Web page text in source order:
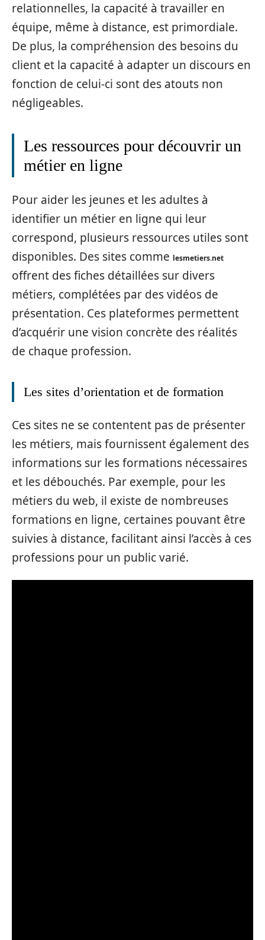
relationnelles, la capacité à travailler en
équipe, même à distance, est primordiale.
De plus, la compréhension des besoins du
client et la capacité à adapter un discours en
fonction de celui-ci sont des atouts non
négligeables.
Les ressources pour découvrir un
métier en ligne
Pour aider les jeunes et les adultes à
identifier un métier en ligne qui leur
correspond, plusieurs ressources utiles sont
disponibles. Des sites comme lesmetiers.net
offrent des fiches détaillées sur divers
métiers, complétées par des vidéos de
présentation. Ces plateformes permettent
d’acquérir une vision concrète des réalités
de chaque profession.
Les sites d’orientation et de formation
Ces sites ne se contentent pas de présenter
les métiers, mais fournissent également des
informations sur les formations nécessaires
et les débouchés. Par exemple, pour les
métiers du web, il existe de nombreuses
formations en ligne, certaines pouvant être
suivies à distance, facilitant ainsi l’accès à ces
professions pour un public varié.